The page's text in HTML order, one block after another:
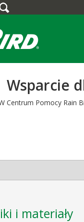
Wsparcie
Centrum Pomocy Rain
i materiały